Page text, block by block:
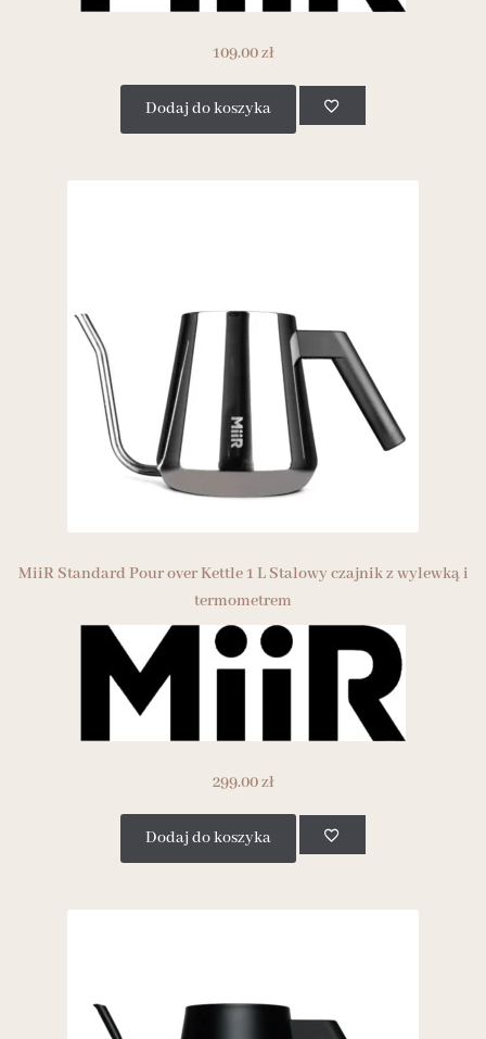
109.00zł
Dodaj do koszyka
MiiR Standard Pour over Kettle 1 L Stalowy czajnik z wylewką i
termometrem
299.00zł
Dodaj do koszyka